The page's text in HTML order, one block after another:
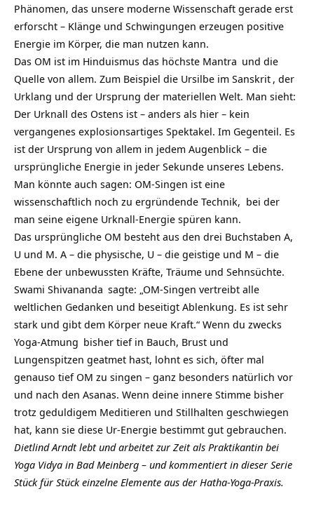
Phänomen, das unsere moderne Wissenschaft gerade erst
erforscht – Klänge und Schwingungen erzeugen positive
Energie im Körper, die man nutzen kann.
Das OM ist im Hinduismus das höchste Mantra und die
Quelle von allem. Zum Beispiel die Ursilbe im Sanskrit , der
Urklang und der Ursprung der materiellen Welt. Man sieht:
Der Urknall des Ostens ist – anders als hier – kein
vergangenes explosionsartiges Spektakel. Im Gegenteil. Es
ist der Ursprung von allem in jedem Augenblick – die
ursprüngliche Energie in jeder Sekunde unseres Lebens.
Man könnte auch sagen: OM-Singen ist eine
wissenschaftlich noch zu ergründende Technik, bei der
man seine eigene Urknall-Energie spüren kann.
Das ursprüngliche OM besteht aus den drei Buchstaben A,
U und M. A – die physische, U – die geistige und M – die
Ebene der unbewussten Kräfte, Träume und Sehnsüchte.
Swami Shivananda sagte: „OM-Singen vertreibt alle
weltlichen Gedanken und beseitigt Ablenkung. Es ist sehr
stark und gibt dem Körper neue Kraft.“ Wenn du zwecks
Yoga-Atmung bisher tief in Bauch, Brust und
Lungenspitzen geatmet hast, lohnt es sich, öfter mal
genauso tief OM zu singen – ganz besonders natürlich vor
und nach den Asanas. Wenn deine innere Stimme bisher
trotz geduldigem Meditieren und Stillhalten geschwiegen
hat, kann sie diese Ur-Energie bestimmt gut gebrauchen.
Dietlind Arndt lebt und arbeitet zur Zeit als Praktikantin bei
Yoga Vidya in Bad Meinberg – und kommentiert in dieser Serie
Stück für Stück einzelne Elemente aus der Hatha-Yoga-Praxis.